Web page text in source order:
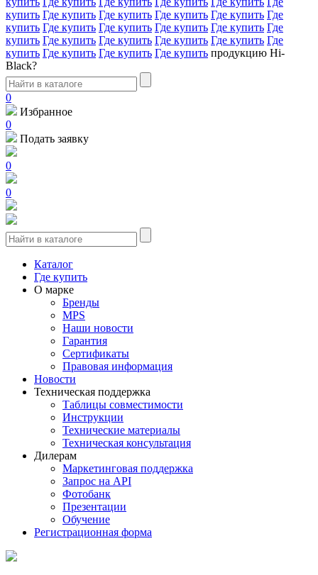
купить Где купить Где купить Где купить Где купить Где
купить Где купить Где купить Где купить Где купить Где
купить Где купить Где купить Где купить Где купить Где
купить Где купить Где купить Где купить продукцию Hi-
Black?
0
Избранное
0
Подать заявку
0
0
Каталог
Где купить
О марке
Бренды
MPS
Наши новости
Гарантия
Сертификаты
Правовая информация
Новости
Техническая поддержка
Таблицы совместимости
Инструкции
Технические материалы
Техническая консультация
Дилерам
Маркетинговая поддержка
Запрос на API
Фотобанк
Презентации
Обучение
Регистрационная форма